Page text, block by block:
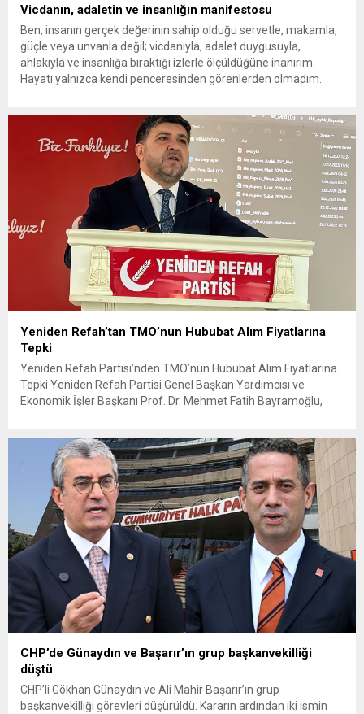
Vicdanın, adaletin ve insanlığın manifestosu
Ben, insanın gerçek değerinin sahip olduğu servetle, makamla,
güçle veya unvanla değil; vicdanıyla, adalet duygusuyla,
ahlakıyla ve insanlığa bıraktığı izlerle ölçüldüğüne inanırım.
Hayatı yalnızca kendi penceresinden görenlerden olmadım.
gözyaşı da, bir annenin umudu...
Yeniden Refah’tan TMO’nun Hububat Alım Fiyatlarına
Tepki
Yeniden Refah Partisi’nden TMO’nun Hububat Alım Fiyatlarına
Tepki Yeniden Refah Partisi Genel Başkan Yardımcısı ve
Ekonomik İşler Başkanı Prof. Dr. Mehmet Fatih Bayramoğlu,
fiyatların çiftçinin artan maliyetlerini karşılamaktan uzak
olduğunu savunarak fiyatların yeniden değerlendirilmesi
çağrısında...
CHP’de Günaydın ve Başarır’ın grup başkanvekilliği
düştü
CHP’li Gökhan Günaydın ve Ali Mahir Başarır’ın grup
başkanvekilliği görevleri düşürüldü. Kararın ardından iki ismin